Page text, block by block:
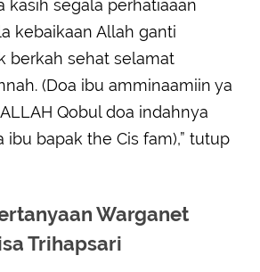
kasih segala perhatiaaan
kebaikaan Allah ganti
berkah sehat selamat
(Doa ibu amminaamiin ya
Qobul doa indahnya
ibu bapak the Cis fam),” tutup
Warganet
Trihapsari